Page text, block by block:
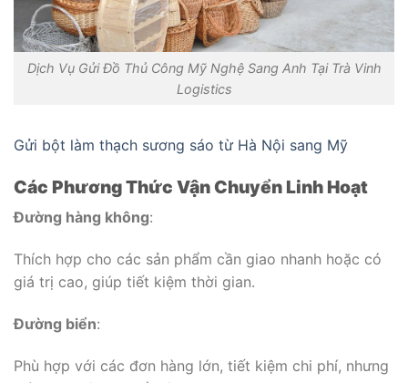
Dịch Vụ Gửi Đồ Thủ Công Mỹ Nghệ Sang Anh Tại Trà Vinh
Logistics
Gửi bột làm thạch sương sáo từ Hà Nội sang Mỹ
Các Phương Thức Vận Chuyển Linh Hoạt
Đường hàng không:
Thích hợp cho các sản phẩm cần giao nhanh hoặc có
giá trị cao, giúp tiết kiệm thời gian.
Đường biển:
Phù hợp với các đơn hàng lớn, tiết kiệm chi phí, nhưng